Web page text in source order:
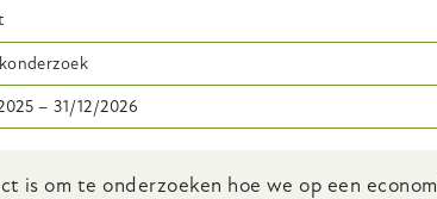
–31/12/2026
is om te onderzoeken hoe we op een